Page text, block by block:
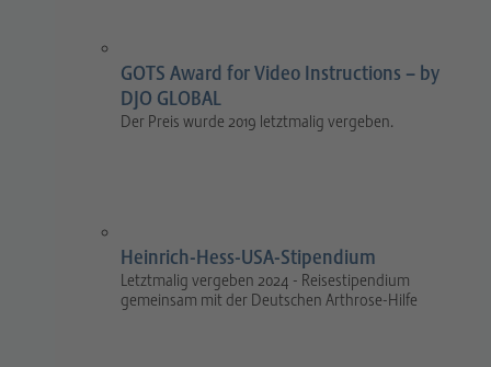
GOTS Award for Video Instructions – by
DJO GLOBAL
Der Preis wurde 2019 letztmalig vergeben.
Heinrich-Hess-USA-Stipendium
Letztmalig vergeben 2024 - Reisestipendium
gemeinsam mit der Deutschen Arthrose-Hilfe